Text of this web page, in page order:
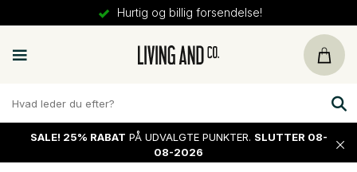
Hurtig og billig forsendelse!
SALE! 25% RABAT PÅ UDVALGTE PUNKTER. SLUTTER 08-
08-2026